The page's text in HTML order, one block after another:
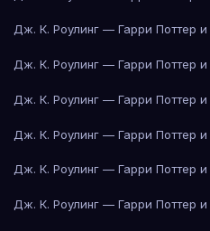
Дж. К. Роулинг — Гарри Поттер
Дж. К. Роулинг — Гарри Поттер
Дж. К. Роулинг — Гарри Поттер
Дж. К. Роулинг — Гарри Поттер
Дж. К. Роулинг — Гарри Поттер
Дж. К. Роулинг — Гарри Поттер